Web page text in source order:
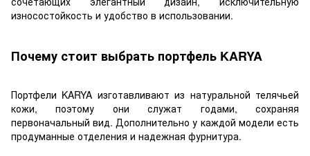
износостойкость и удобство в использовании.
Почему стоит выбрать портфель KARYA
Портфели KARYA изготавливают из натуральной телячьей
кожи, поэтому они служат годами, сохраняя
первоначальный вид. Дополнительно у каждой модели есть
продуманные отделения и надежная фурнитура.